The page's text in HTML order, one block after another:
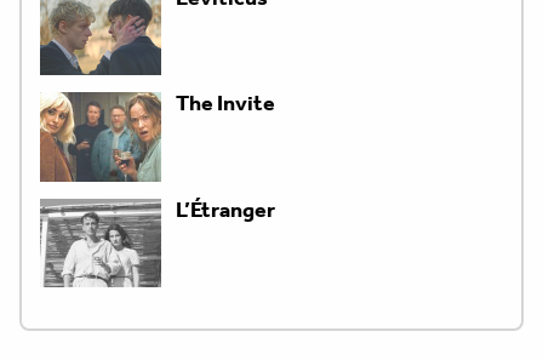
The Invite
L’Étranger